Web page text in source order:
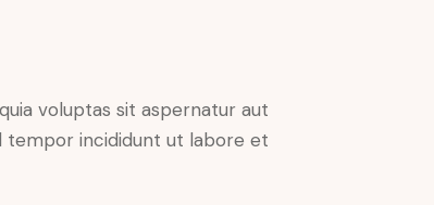
voluptas sit aspernatur aut
tempor incididunt ut labore et